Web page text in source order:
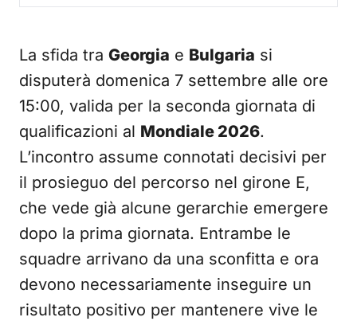
La sfida tra Georgia e Bulgaria si
disputerà domenica 7 settembre alle ore
15:00, valida per la seconda giornata di
qualificazioni al Mondiale 2026.
L’incontro assume connotati decisivi per
il prosieguo del percorso nel girone E,
che vede già alcune gerarchie emergere
dopo la prima giornata. Entrambe le
squadre arrivano da una sconfitta e ora
devono necessariamente inseguire un
risultato positivo per mantenere vive le